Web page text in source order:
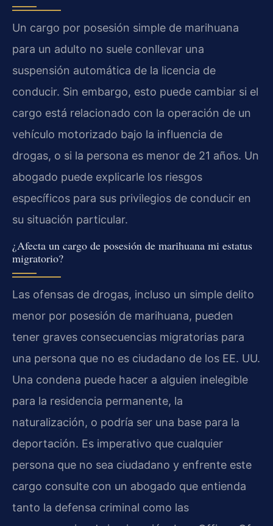
Un cargo por posesión simple de marihuana
para un adulto no suele conllevar una
suspensión automática de la licencia de
conducir. Sin embargo, esto puede cambiar si el
cargo está relacionado con la operación de un
vehículo motorizado bajo la influencia de
drogas, o si la persona es menor de 21 años. Un
abogado puede explicarle los riesgos
específicos para sus privilegios de conducir en
su situación particular.
¿Afecta un cargo de posesión de marihuana mi estatus
migratorio?
Las ofensas de drogas, incluso un simple delito
menor por posesión de marihuana, pueden
tener graves consecuencias migratorias para
una persona que no es ciudadano de los EE. UU.
Una condena puede hacer a alguien inelegible
para la residencia permanente, la
naturalización, o podría ser una base para la
deportación. Es imperativo que cualquier
persona que no sea ciudadano y enfrente este
cargo consulte con un abogado que entienda
tanto la defensa criminal como las